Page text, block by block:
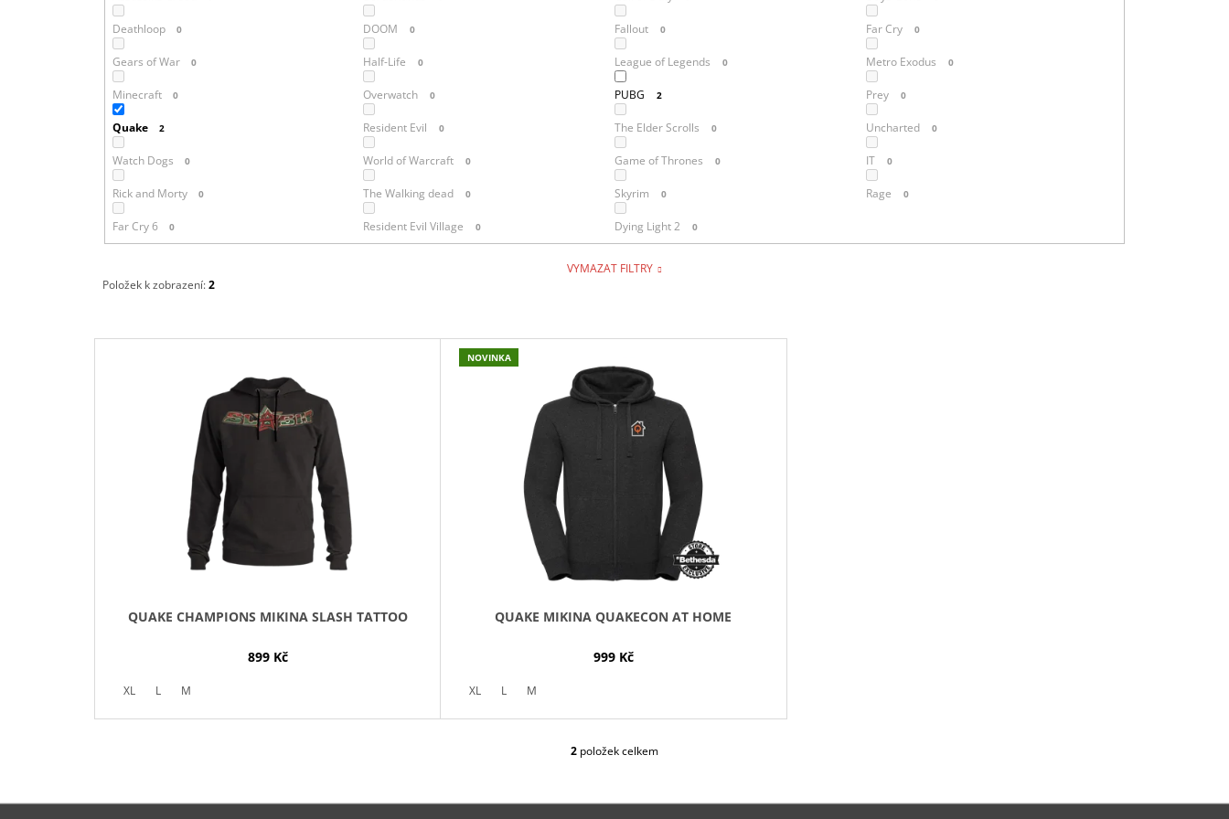
Deathloop 0 DOOM 0 Fallout 0 Far Cry 0
Gears of War 0 Half-Life 0 League of Legends 0 Metro Exodus 0
Minecraft 0 Overwatch 0 PUBG 2 Prey 0
Quake 2 Resident Evil 0 The Elder Scrolls 0 Uncharted 0
Watch Dogs 0 World of Warcraft 0 Game of Thrones 0 IT 0
Rick and Morty 0 The Walking dead 0 Skyrim 0 Rage 0
Far Cry 6 0 Resident Evil Village 0 Dying Light 2 0
VYMAZAT FILTRY
Položek k zobrazení:2
V
QUAKE CHAMPIONS MIKINA SLASH TATTOO
899 Kč
XL L M
NOVINKA
QUAKE MIKINA QUAKECON AT HOME
999 Kč
XL L M
O
Á
2 položek celkem